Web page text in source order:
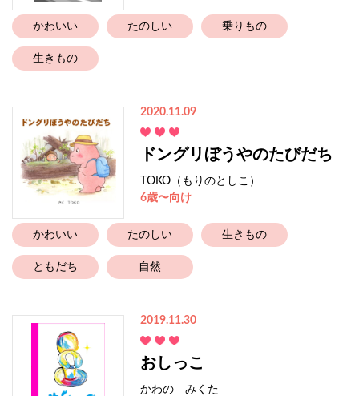
かわいい たのしい 乗りもの
生きもの
2020.11.09
ドングリぼうやのたびだち
TOKO（もりのとしこ）
6歳〜向け
かわいい たのしい 生きもの
ともだち 自然
2019.11.30
おしっこ
かわの みくた